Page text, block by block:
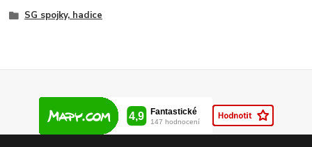
SG spojky, hadice